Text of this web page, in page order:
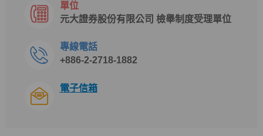
單位
元大證券股份有限公司 檢舉制度受理單位
專線電話
+886-2-2718-1882
電子信箱